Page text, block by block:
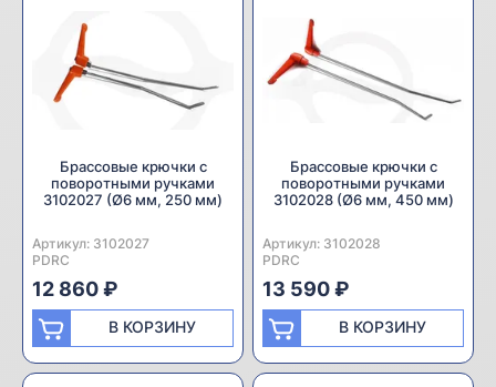
Брассовые крючки с
поворотными ручками
3102027 (Ø6 мм, 250 мм)
Артикул: 3102027
Производитель:
PDRC
12 860 ₽
В КОРЗИНУ
Брассовые крючки с
поворотными ручками
3102028 (Ø6 мм, 450 мм)
Артикул: 3102028
Производитель:
PDRC
13 590 ₽
В КОРЗИНУ